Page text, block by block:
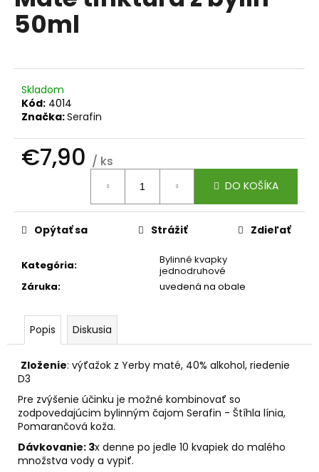
0,0
z50ml
Skladom
Kód: 4014
Značka:Serafin
€7,90 / ks
DO KOŠÍKA
Kategória:
Bylinné kvapky
jednodruhové
Záruka: uvedená na obale
Opýtať sa Strážiť Zdieľať
Popis Diskusia
Zloženie: výťažok z Yerby maté, 40% alkohol, riedenie
D3
Pre zvýšenie účinku je možné kombinovať so
zodpovedajúcim bylinným čajom Serafin - Štíhla línia,
Pomarančová koža.
Dávkovanie: 3x denne po jedle 10 kvapiek do malého
množstva vody a vypiť.
á
j
ť
?
O
p
o
e
LEV
-
SVIEČKA
K
ZNAMENIU